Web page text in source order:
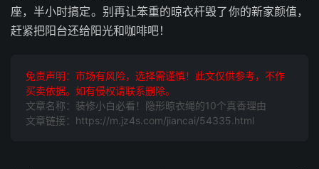
座，半小时搞定。别再让笨重的晾衣杆毁了你的新家颜值，
赶紧把阳台还给阳光和咖啡吧！
免责声明：市场有风险，选择需谨慎！此文仅供参考，不作
买卖依据。如有侵权请联系删除。
文章名称：装修小白必看！隐形晾衣绳的10个真香理由
文章链接：https://m.jz4s.com/jiancai/54335.html